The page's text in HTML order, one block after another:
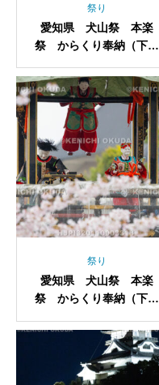
祭り
愛知県 犬山祭 本楽
祭 からくり奉納（下本
祭り
愛知県 犬山祭 本楽
祭 からくり奉納（下本